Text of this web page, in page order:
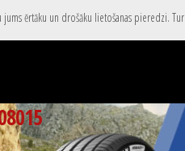
ērtāku un drošāku lietošanas pieredzi.